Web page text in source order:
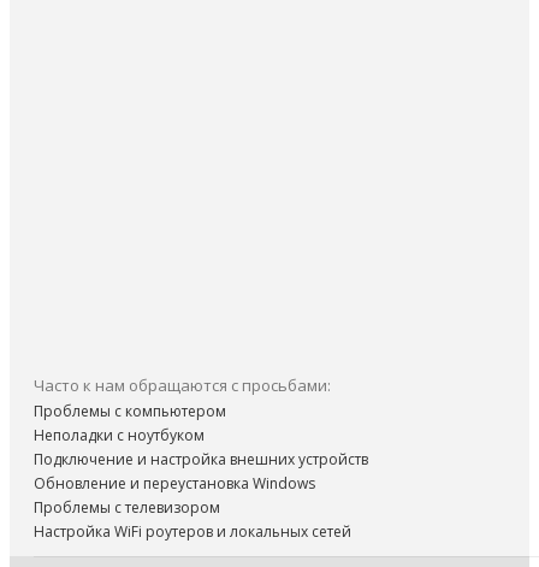
Часто к нам обращаются с просьбами:
Проблемы с компьютером
Неполадки с ноутбуком
Подключение и настройка внешних устройств
Обновление и переустановка Windows
Проблемы с телевизором
Настройка WiFi роутеров и локальных сетей